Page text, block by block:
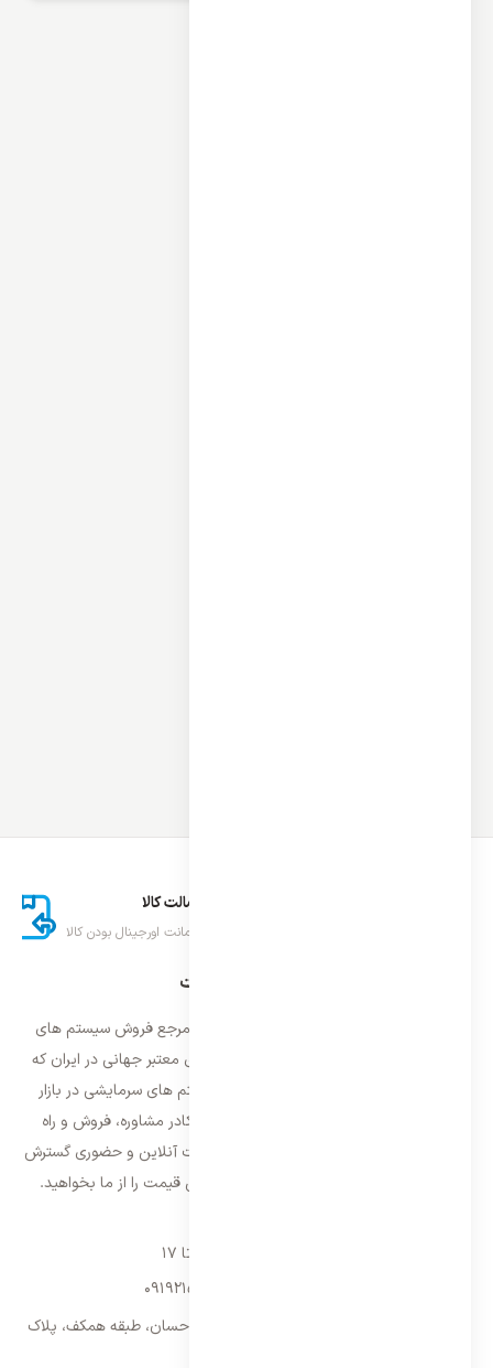
اصالت کالا
ضمانت اورجینال بودن کالا
درباره ایران اسپلیت
فروشگاه ایران اسپلیت اولین و معتمد ترین مرجع فروش سیستم های
تهویه مطبوع و سرمایشی وارداتی با برند های معتبر جهانی در ایران که
فعالیت خود را از سال ۱۳۸۷ با فروش سیستم های سرمایشی در بازار
تهران شروع و از سال ۱۳۹۵ با بهره گیری از کادر مشاوره، فروش و راه
اندازی، فعالیت خود را در سراسر کشور به صورت آنلاین و حضوری گسترش
داده است. با کیفیت ترین خدمات و بهترین قیمت را از ما بخواهید.
09192157173
تهران، سه راه امین حضور، مجتمع تجاری احسان، طبقه همکف، پلاک